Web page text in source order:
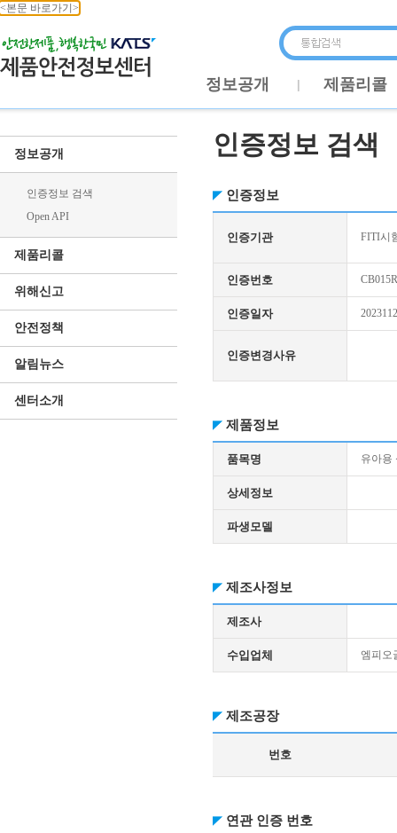
<본문 바로가기>
정보공개 제품리콜
정보공개
인증정보 검색
Open API
제품리콜
위해신고
안전정책
알림뉴스
센터소개
인증정보 검색
인증정보
인증기관 FITI시
인증번호
인증일자
인증변경사유
제품정보
품목명 유아용
상세정보
파생모델
제조사정보
제조사
수입업체 엠피오
제조공장
번호
연관 인증 번호